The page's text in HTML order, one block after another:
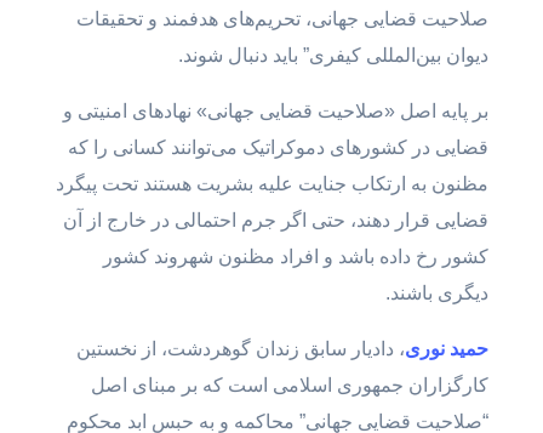
صلاحیت قضایی جهانی، تحریم‌های هدفمند و تحقیقات
دیوان بین‌المللی کیفری” باید دنبال شوند.
بر پایه اصل «صلاحیت قضایی جهانی» نهادهای امنیتی و
قضایی در کشورهای دموکراتیک می‌توانند کسانی را که
مظنون به ارتکاب جنایت علیه بشریت هستند تحت پیگرد
قضایی قرار دهند، حتی اگر جرم احتمالی در خارج از آن
کشور رخ داده باشد و افراد مظنون شهروند کشور
دیگری باشند.
حمید نوری، دادیار سابق زندان گوهردشت، از نخستین
کارگزاران جمهوری اسلامی است که بر مبنای اصل
“صلاحیت قضایی جهانی” محاکمه و به حبس ابد محکوم